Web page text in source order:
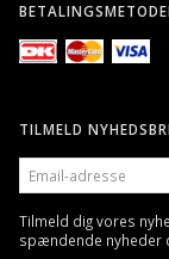
TILMELD
EMAIL-
ADRESSE
Tilmeld dig vores
spændende nyheder